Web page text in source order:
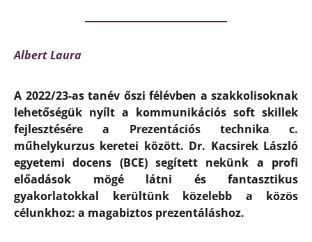
Albert Laura
A 2022/23-as tanév őszi félévben a szakkolisoknak
lehetőségük nyílt a kommunikációs soft skillek
fejlesztésére a Prezentációs technika c.
műhelykurzus keretei között. Dr. Kacsirek László
egyetemi docens (BCE) segített nekünk a profi
előadások mögé látni és fantasztikus
gyakorlatokkal kerültünk közelebb a közös
célunkhoz: a magabiztos prezentáláshoz.